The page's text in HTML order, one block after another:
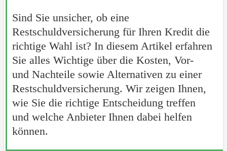
Sind Sie unsicher, ob eine
Restschuldversicherung für Ihren Kredit die
richtige Wahl ist? In diesem Artikel erfahren
Sie alles Wichtige über die Kosten, Vor-
und Nachteile sowie Alternativen zu einer
Restschuldversicherung. Wir zeigen Ihnen,
wie Sie die richtige Entscheidung treffen
und welche Anbieter Ihnen dabei helfen
können.